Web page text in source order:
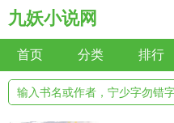
九妖小说网
首页 分类 排行